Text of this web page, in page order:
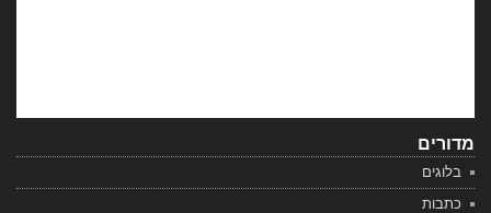
מדורים
בלוגים
כתבות